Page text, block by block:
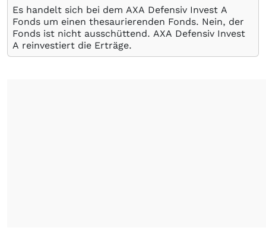
Es handelt sich bei dem AXA Defensiv Invest A
Fonds um einen thesaurierenden Fonds. Nein, der
Fonds ist nicht ausschüttend. AXA Defensiv Invest
A reinvestiert die Erträge.